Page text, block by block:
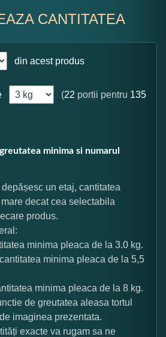
CANTITATEA
din acest produs
(22 portii pentru 135
minima si numarul
un etaj, cantitatea
decat cea selectabila
produs.
minima pleaca de la 3.0 kg.
minima pleaca de la 5,5
minima pleaca de la 8 kg.
de greutatea aleasa tortul
imaginea prezentata.
exacte va rugam sa ne